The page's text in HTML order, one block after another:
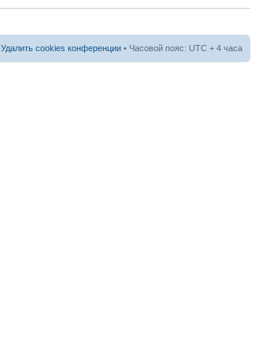
Удалить cookies конференции • Часовой пояс: UTC + 4 часа